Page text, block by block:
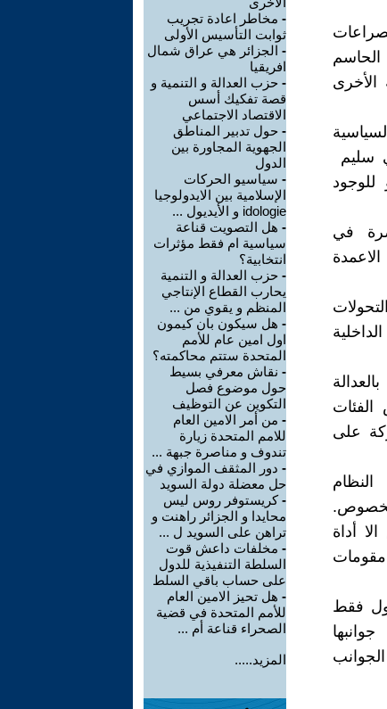
سليم
للوجود
في
على
أداة
مقومات
فقط
- مخاطر اعادة تجريب
ثوابت التأسيس الأولى
- الجزائر هي عراق شمال
افريقيا
- حزب العدالة و التنمية و
قصة تفكيك أسس
الاقتصاد الاجتماعي
- حول تدبير المناطق
الجهوية المجاورة بين
الدول
- سياسيو الحركات
الإسلامية بين الايدولوجيا
idologie و الأيديول ...
- هل التصويت قناعة
سياسية ام فقط مؤثرات
انتخابية؟
- حزب العدالة و التنمية
يحارب القطاع الإنتاجي
المنظم و يقوي من ...
- هل سيكون بان كيمون
اول امين عام للأمم
المتحدة ستتم محاكمته؟
- نقاش معرفي بسيط
حول موضوع فصل
التكوين عن التوظيف
- من أمر الامين العام
للامم المتحدة زيارة
تندوف و مناصرة جبهة ...
- دور المثقف الموازي في
حل معضلة دولة السويد
-كريستوفر روس ليس
محايدا و الجزائر راهنت و
تراهن على السويد ل ...
- مخلفات داعش قوت
السلطة التنفيذية للدول
على حساب باقي السلط
- هل تحيز الامين العام
للأمم المتحدة في قضية
الصحراء قناعة أم ...
المزيد.....